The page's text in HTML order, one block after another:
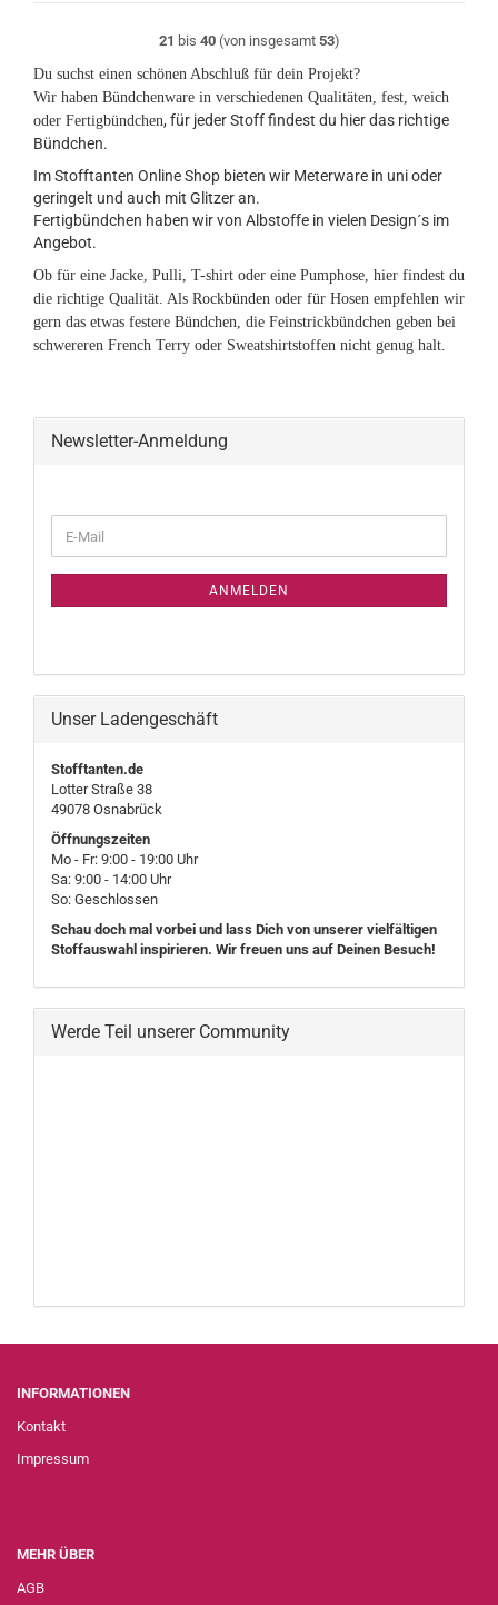
21 bis 40(von insgesamt 53)
Du suchst einen schönen Abschluß für dein Projekt?
Wir haben Bündchenware in verschiedenen Qualitäten, fest, weich
oder Fertigbündchen, für jeder Stoff findest du hier das richtige
Bündchen.
Im Stofftanten Online Shop bieten wir Meterware in uni oder
geringelt und auch mit Glitzer an.
Fertigbündchen haben wir von Albstoffe in vielen Design´s im
Angebot.
Ob für eine Jacke, Pulli, T-shirt oder eine Pumphose, hier findest du
die richtige Qualität. Als Rockbünden oder für Hosen empfehlen wir
gern das etwas festere Bündchen, die Feinstrickbündchen geben bei
schwereren French Terry oder Sweatshirtstoffen nicht genug halt.
Newsletter-Anmeldung
ZUR
E-
Mail
ANMELDEN
Unser Ladengeschäft
Stofftanten.de
Lotter Straße 38
49078 Osnabrück
Öffnungszeiten
Mo - Fr: 9:00 - 19:00 Uhr
Sa: 9:00 - 14:00 Uhr
So: Geschlossen
Schau doch mal vorbei und lass Dich von unserer vielfältigen
Stoffauswahl inspirieren. Wir freuen uns auf Deinen Besuch!
Werde Teil unserer Community
INFORMATIONEN
Kontakt
Impressum
MEHR ÜBER
AGB